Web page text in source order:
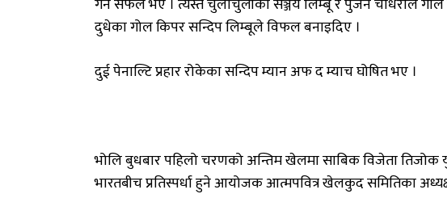
गर्नसफलभए । त्यस्तैचुलाचुलीकासञ्जयलिम्बूरपुजनचौधरीलेगोल
दुधेकागोलकिपरसन्दिपलिम्बूलेविफलबनाइदिए ।
दुईपेनाल्टिप्रहाररोकेकासन्दिपम्यानअफदम्याचघोषितभए ।
भोलिबुधबारपहिलोचरणकोअन्तिमखेलमासाबिकविजेतातिजोक
भारतबीचप्रतिस्पर्धाहुनेआयोजकआत्मपवित्रखेलकुदसमितिका